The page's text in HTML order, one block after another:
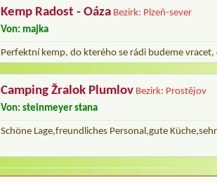
Kemp Radost - Oáza Bezirk: Plzeň-sever
Von: majka
Perfektní kemp, do kterého se rádi budeme
Camping Žralok Plumlov Bezirk: Prostějov
Von: steinmeyer stana
Schöne Lage,freundliches Personal,gute